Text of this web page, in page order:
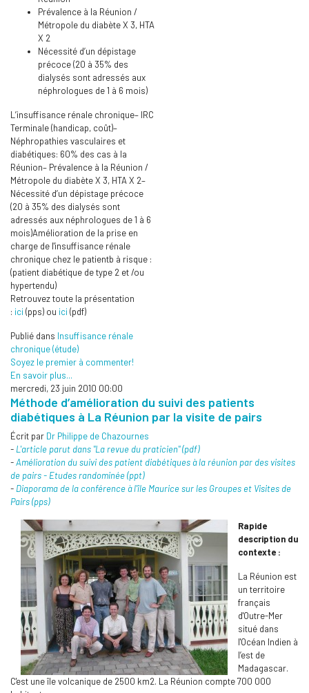
Prévalence à la Réunion /
Métropole du diabète X 3, HTA
X 2
Nécessité d’un dépistage
précoce (20 à 35% des
dialysés sont adressés aux
néphrologues de 1 à 6 mois)
L’insuffisance rénale chronique– IRC
Terminale (handicap, coût)–
Néphropathies vasculaires et
diabétiques: 60% des cas à la
Réunion– Prévalence à la Réunion /
Métropole du diabète X 3, HTA X 2–
Nécessité d’un dépistage précoce
(20 à 35% des dialysés sont
adressés aux néphrologues de 1 à 6
mois)Amélioration de la prise en
charge de l'insuffisance rénale
chronique chez le patientb à risque :
(patient diabétique de type 2 et /ou
hypertendu)
Retrouvez toute la présentation
: ici (pps) ou ici (pdf)
Publié dans Insuffisance rénale
chronique (étude)
Soyez le premier à commenter!
En savoir plus...
mercredi, 23 juin 2010 00:00
Méthode d’amélioration du suivi des patients
diabétiques à La Réunion par la visite de pairs
Écrit par Dr Philippe de Chazournes
- L'article parut dans "La revue du praticien" (pdf)
-Amélioration du suivi des patient diabétiques à la réunion par des visites
de pairs - Etudes randominée (ppt)
- Diaporama de la conférence à l'île Maurice sur les Groupes et Visites de
Pairs (pps)
Rapide
description du
contexte :
La Réunion est
un territoire
français
d'Outre-Mer
situé dans
l'Océan Indien à
l’est de
Madagascar.
C'est une île volcanique de 2500 km2. La Réunion compte 700 000